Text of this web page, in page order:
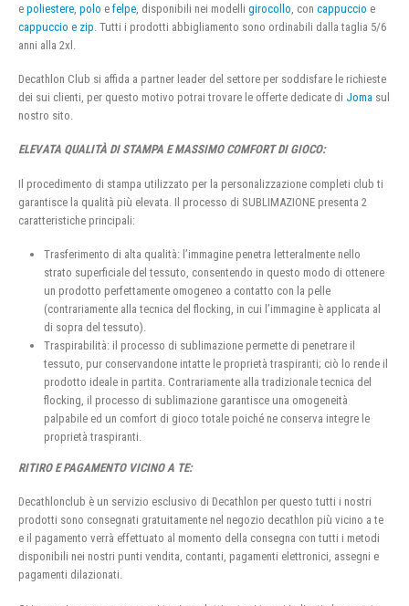
e poliestere polo e felpe , disponibili nei modelli girocollo , con cappuccio e
cappuccio e zip . Tutti i prodotti abbigliamento sono ordinabili dalla taglia 5/6
anni alla 2xl.
Decathlon Club si affida a partner leader del settore per soddisfare le richieste
dei sui clienti, per questo motivo potrai trovare le offerte dedicate di Joma sul
nostro sito.
ELEVATA QUALITÀ DI STAMPA E MASSIMO COMFORT DI GIOCO:
Il procedimento di stampa utilizzato per la personalizzazione completi club ti
garantisce la qualità più elevata. Il processo di SUBLIMAZIONE presenta 2
caratteristiche principali:
Trasferimento di alta qualità: l’immagine penetra letteralmente nello
strato superficiale del tessuto, consentendo in questo modo di ottenere
un prodotto perfettamente omogeneo a contatto con la pelle
(contrariamente alla tecnica del flocking, in cui l’immagine è applicata al
di sopra del tessuto).
Traspirabilità: il processo di sublimazione permette di penetrare il
tessuto, pur conservandone intatte le proprietà traspiranti; ciò lo rende il
prodotto ideale in partita. Contrariamente alla tradizionale tecnica del
flocking, il processo di sublimazione garantisce una omogeneità
palpabile ed un comfort di gioco totale poiché ne conserva integre le
proprietà traspiranti.
RITIRO E PAGAMENTO VICINO A TE:
Decathlonclub è un servizio esclusivo di Decathlon per questo tutti i nostri
prodotti sono consegnati gratuitamente nel negozio decathlon più vicino a te
e il pagamento verrà effettuato al momento della consegna con tutti i metodi
disponibili nei nostri punti vendita, contanti, pagamenti elettronici, assegni e
pagamenti dilazionati.